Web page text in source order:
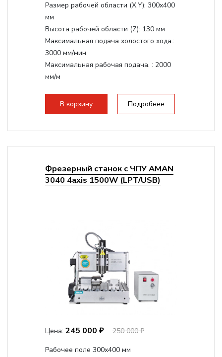
Размер рабочей области (Х,Y): 300x400
мм
Высота рабочей области (Z): 130 мм
Максимальная подача холостого хода.:
3000 мм/мин
Максимальная рабочая подача. : 2000
мм/м
стандартно:Т-слот
Цанговый патрон:ER11
В корзину Подробнее
Фрезерный станок с ЧПУ AMAN
3040 4axis 1500W (LPT/USB)
Цена: 245 000 ₽
250 000 ₽
Рабочее поле 300х400 мм